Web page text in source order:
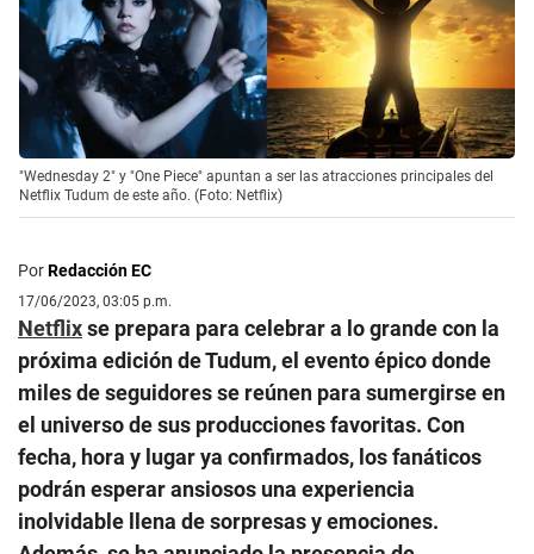
"Wednesday 2" y "One Piece" apuntan a ser las atracciones principales del
Netflix Tudum de este año. (Foto: Netflix)
PorRedacción EC
17/06/2023, 03:05 p.m.
Netflixse prepara para celebrar a lo grande con la
próxima edición de Tudum, el evento épico donde
miles de seguidores se reúnen para sumergirse en
el universo de sus producciones favoritas. Con
fecha, hora y lugar ya confirmados, los fanáticos
podrán esperar ansiosos una experiencia
inolvidable llena de sorpresas y emociones.